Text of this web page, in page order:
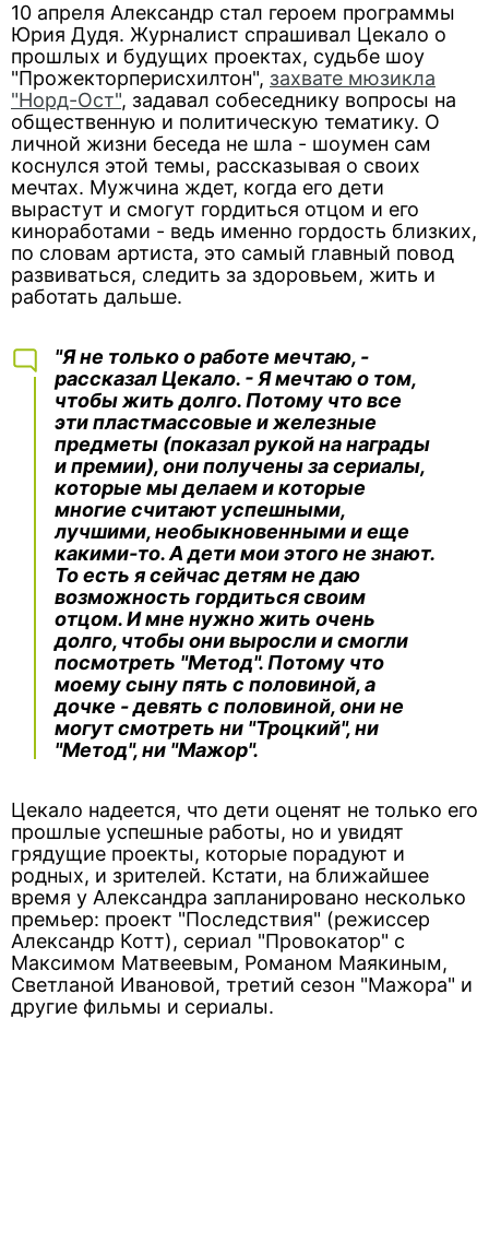
10 апреля Александр стал героем программы
Юрия Дудя. Журналист спрашивал Цекало о
прошлых и будущих проектах, судьбе шоу
"Прожекторперисхилтон", захвате мюзикла
"Норд-Ост", задавал собеседнику вопросы на
общественную и политическую тематику. О
личной жизни беседа не шла - шоумен сам
коснулся этой темы, рассказывая о своих
мечтах. Мужчина ждет, когда его дети
вырастут и смогут гордиться отцом и его
киноработами - ведь именно гордость близких,
по словам артиста, это самый главный повод
развиваться, следить за здоровьем, жить и
работать дальше.
"Я не только о работе мечтаю, -
рассказал Цекало. - Я мечтаю о том,
чтобы жить долго. Потому что все
эти пластмассовые и железные
предметы (показал рукой на награды
и премии), они получены за сериалы,
которые мы делаем и которые
многие считают успешными,
лучшими, необыкновенными и еще
какими-то. А дети мои этого не знают.
То есть я сейчас детям не даю
возможность гордиться своим
отцом. И мне нужно жить очень
долго, чтобы они выросли и смогли
посмотреть "Метод". Потому что
моему сыну пять с половиной, а
дочке - девять с половиной, они не
могут смотреть ни "Троцкий", ни
"Метод", ни "Мажор".
Цекало надеется, что дети оценят не только его
прошлые успешные работы, но и увидят
грядущие проекты, которые порадуют и
родных, и зрителей. Кстати, на ближайшее
время у Александра запланировано несколько
премьер: проект "Последствия" (режиссер
Александр Котт), сериал "Провокатор" с
Максимом Матвеевым, Романом Маякиным,
Светланой Ивановой, третий сезон "Мажора" и
другие фильмы и сериалы.